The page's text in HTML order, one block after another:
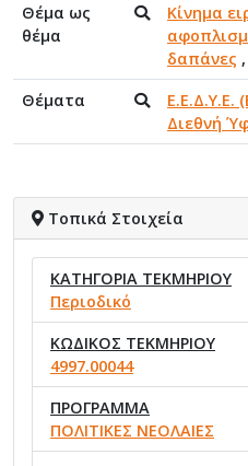
Θέμα ως
θέμα
Κίνημα
δαπάνες ,
Θέματα
Ε.Ε.Δ.Υ.Ε.
Διεθνή
Τοπικά Στοιχεία
ΚΑΤΗΓΟΡΙΑ ΤΕΚΜΗΡΙΟΥ
Περιοδικό
ΚΩΔΙΚΟΣ ΤΕΚΜΗΡΙΟΥ
4997.00044
ΠΡΟΓΡΑΜΜΑ
ΠΟΛΙΤΙΚΕΣ ΝΕΟΛΑΙΕΣ